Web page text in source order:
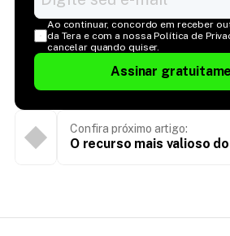
Ao continuar, concordo em receber
da Tera e com a nossa Política de
cancelar quando quiser.
Assinar
Confira próximo artigo:
O recurso mais valioso